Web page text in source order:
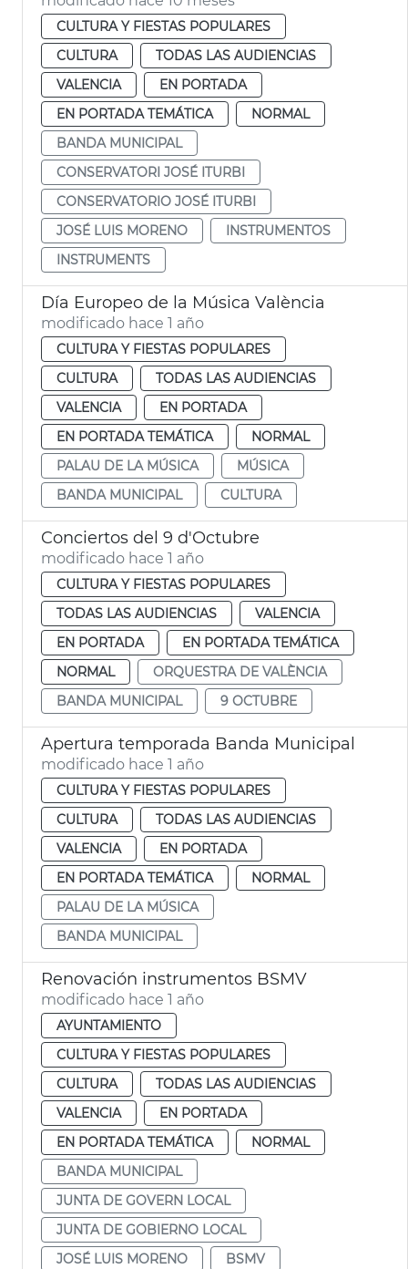
CULTURA Y FIESTAS POPULARES
CULTURA
TODAS LAS AUDIENCIAS
VALENCIA
EN PORTADA
EN PORTADA TEMÁTICA
NORMAL
BANDA MUNICIPAL
CONSERVATORI JOSÉ ITURBI
CONSERVATORIO JOSÉ ITURBI
JOSÉ LUIS MORENO
INSTRUMENTOS
INSTRUMENTS
Día Europeo de la Música València
modificado hace 1 año
CULTURA Y FIESTAS POPULARES
CULTURA
TODAS LAS AUDIENCIAS
VALENCIA
EN PORTADA
EN PORTADA TEMÁTICA
NORMAL
PALAU DE LA MÚSICA
MÚSICA
BANDA MUNICIPAL
CULTURA
Conciertos del 9 d'Octubre
modificado hace 1 año
CULTURA Y FIESTAS POPULARES
TODAS LAS AUDIENCIAS
VALENCIA
EN PORTADA
EN PORTADA TEMÁTICA
NORMAL
ORQUESTRA DE VALÈNCIA
BANDA MUNICIPAL
9 OCTUBRE
Apertura temporada Banda Municipal
modificado hace 1 año
CULTURA Y FIESTAS POPULARES
CULTURA
TODAS LAS AUDIENCIAS
VALENCIA
EN PORTADA
EN PORTADA TEMÁTICA
NORMAL
PALAU DE LA MÚSICA
BANDA MUNICIPAL
Renovación instrumentos BSMV
modificado hace 1 año
AYUNTAMIENTO
CULTURA Y FIESTAS POPULARES
CULTURA
TODAS LAS AUDIENCIAS
VALENCIA
EN PORTADA
EN PORTADA TEMÁTICA
NORMAL
BANDA MUNICIPAL
JUNTA DE GOVERN LOCAL
JUNTA DE GOBIERNO LOCAL
JOSÉ LUIS MORENO
BSMV